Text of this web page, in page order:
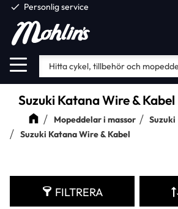
Meny
check Personlig service
Suzuki Katana Wire & Kabel
Mopeddelar i massor Suzuki
Suzuki Katana Wire & Kabel
FILTRERA